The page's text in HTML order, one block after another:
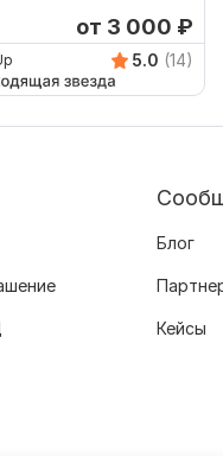
от 3 000 ₽
5.0 (14)
Блог
Кейсы